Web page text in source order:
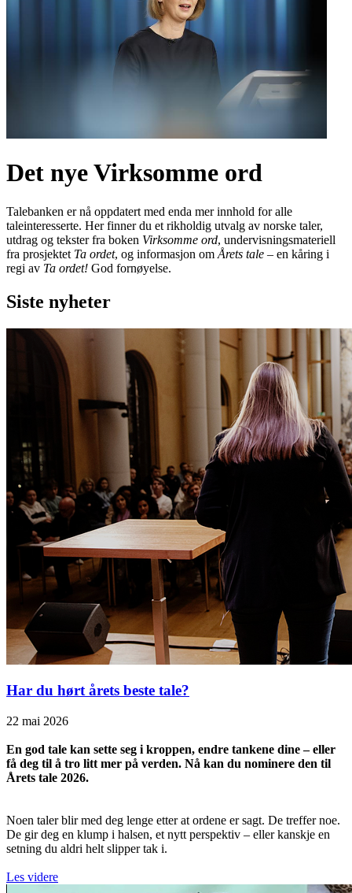
Det nye Virksomme ord
Talebanken er nå oppdatert med enda mer innhold for alle
taleinteresserte. Her finner du et rikholdig utvalg av norske taler,
utdrag og tekster fra boken Virksomme ord, undervisningsmateriell
fra prosjektet Ta ordet, og informasjon om Årets tale – en kåring i
regi av Ta ordet! God fornøyelse.
Siste nyheter
Har du hørt årets beste tale?
22 mai 2026
En god tale kan sette seg i kroppen, endre tankene dine – eller
få deg til å tro litt mer på verden. Nå kan du nominere den til
Årets tale 2026.
Noen taler blir med deg lenge etter at ordene er sagt. De treffer noe.
De gir deg en klump i halsen, et nytt perspektiv – eller kanskje en
setning du aldri helt slipper tak i.
Les videre